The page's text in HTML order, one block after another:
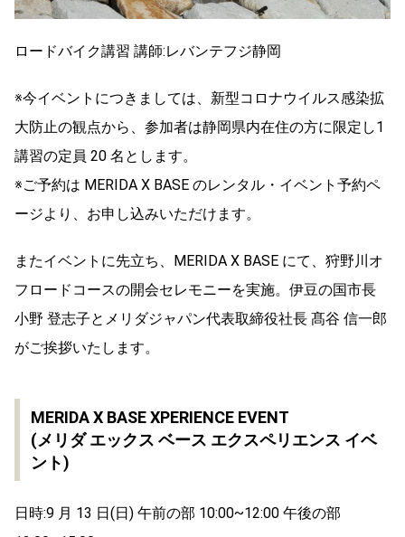
ロードバイク講習 講師:レバンテフジ静岡
※今イベントにつきましては、新型コロナウイルス感染拡
大防止の観点から、参加者は静岡県内在住の方に限定し1
講習の定員 20 名とします。
※ご予約は MERIDA X BASE のレンタル・イベント予約ペ
ージより、お申し込みいただけます。
またイベントに先立ち、MERIDA X BASE にて、狩野川オ
フロードコースの開会セレモニーを実施。伊豆の国市長
小野 登志子とメリダジャパン代表取締役社長 髙谷 信一郎
がご挨拶いたします。
MERIDA X BASE XPERIENCE EVENT
(メリダ エックス ベース エクスペリエンス イベ
ント)
日時:9 月 13 日(日) 午前の部 10:00~12:00 午後の部